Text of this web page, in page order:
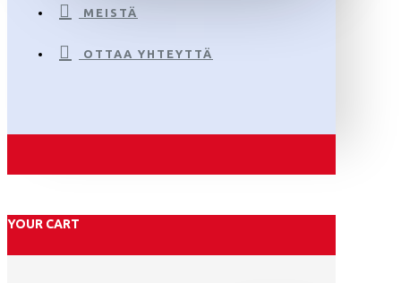
MEISTÄ
OTTAA YHTEYTTÄ
YOUR CART